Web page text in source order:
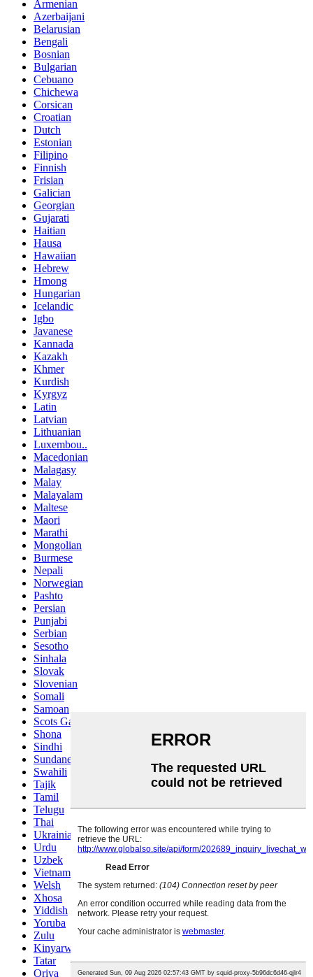
Armenian
Azerbaijani
Belarusian
Bengali
Bosnian
Bulgarian
Cebuano
Chichewa
Corsican
Croatian
Dutch
Estonian
Filipino
Finnish
Frisian
Galician
Georgian
Gujarati
Haitian
Hausa
Hawaiian
Hebrew
Hmong
Hungarian
Icelandic
Igbo
Javanese
Kannada
Kazakh
Khmer
Kurdish
Kyrgyz
Latin
Latvian
Lithuanian
Luxembou..
Macedonian
Malagasy
Malay
Malayalam
Maltese
Maori
Marathi
Mongolian
Burmese
Nepali
Norwegian
Pashto
Persian
Punjabi
Serbian
Sesotho
Sinhala
Slovak
Slovenian
Somali
Samoan
Scots Gaelic
Shona
Sindhi
Sundanese
Swahili
Tajik
Tamil
Telugu
Thai
Ukrainian
Urdu
Uzbek
Vietnamese
Welsh
Xhosa
Yiddish
Yoruba
Zulu
Kinyarwanda
Tatar
Oriya